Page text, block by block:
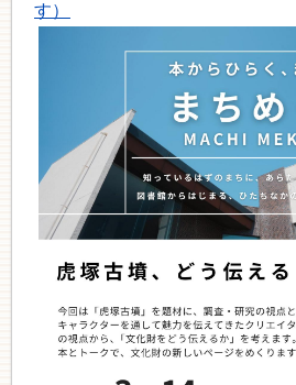
す）